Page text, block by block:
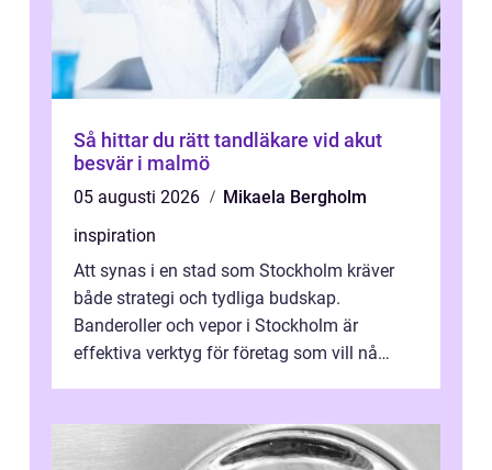
Så hittar du rätt tandläkare vid akut
besvär i malmö
05 augusti 2026
Mikaela Bergholm
inspiration
Att synas i en stad som Stockholm kräver
både strategi och tydliga budskap.
Banderoller och vepor i Stockholm är
effektiva verktyg för företag som vill nå